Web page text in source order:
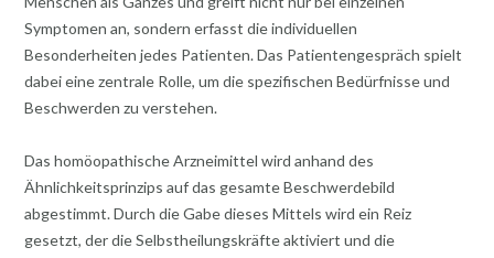
Symptomen an, sondern erfasst die individuellen
Besonderheiten jedes Patienten. Das Patientengespräch spielt
dabei eine zentrale Rolle, um die spezifischen Bedürfnisse und
Beschwerden zu verstehen.
Das homöopathische Arzneimittel wird anhand des
Ähnlichkeitsprinzips auf das gesamte Beschwerdebild
abgestimmt. Durch die Gabe dieses Mittels wird ein Reiz
gesetzt, der die Selbstheilungskräfte aktiviert und die